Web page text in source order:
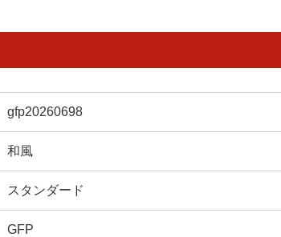
gfp20260698
和風
スタンダード
GFP